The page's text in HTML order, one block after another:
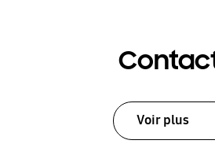
Voir plus